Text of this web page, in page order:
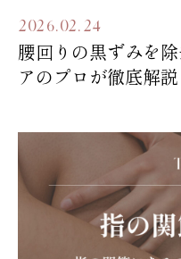
2026.02.24
腰回りの黒ずみを
アのプロが徹底解説